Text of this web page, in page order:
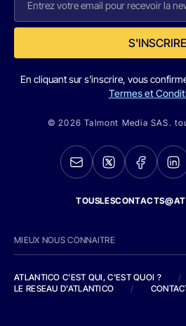
S'INSCRIRE
En cliquant sur s'inscrire, vous
Termes et
© 2026 Talmont Media SAS.
MIEUX NOUS CONNAITRE
ATLANTICO C'EST QUI, C'EST QUOI ?
/
LE RESEAU D'ATLANTICO
/